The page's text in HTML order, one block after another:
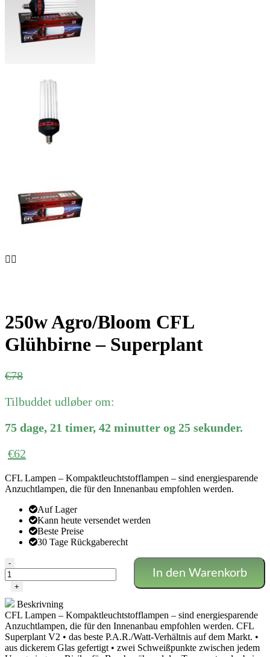
250w Agro/Bloom CFL
Glühbirne – Superplant
Ursprünglicher
war:
€78Aktueller
ist:
Tilbuddet udløber om:
75 dage, 21 timer, 42 minutter og 25 sekunder.
€62
CFL Lampen – Kompaktleuchtstofflampen – sind energiesparende
Anzuchtlampen, die für den Innenanbau empfohlen werden.
Auf Lager
Kann heute versendet werden
Beste Preise
30 Tage Rückgaberecht
250w
Agro/Bloom
CFL
-
Superplant
Menge
-
+
In den Warenkorb
Beskrivning
CFL Lampen – Kompaktleuchtstofflampen – sind energiesparende
Anzuchtlampen, die für den Innenanbau empfohlen werden. CFL
Superplant V2 • das beste P.A.R./Watt-Verhältnis auf dem Markt. •
aus dickerem Glas gefertigt • zwei Schweißpunkte zwischen jedem